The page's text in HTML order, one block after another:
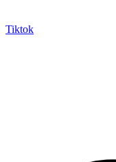
Tiktok